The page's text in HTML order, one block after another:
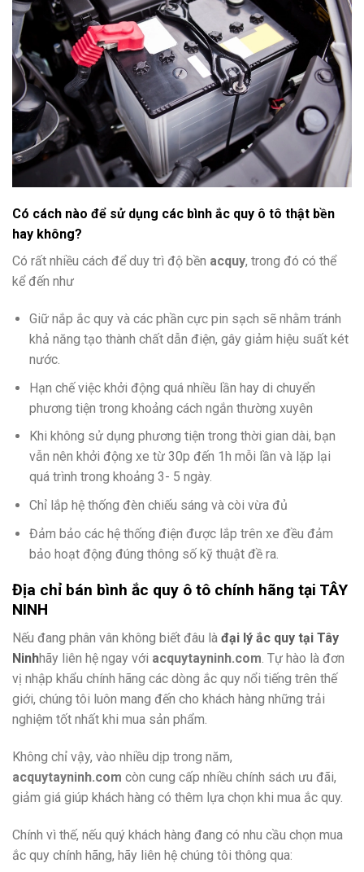
Có cách nào để sử dụng các bình ắc quy ô tô thật bền
hay không?
Có rất nhiều cách để duy trì độ bền acquy, trong đó có thể
kể đến như
Giữ nắp ắc quy và các phần cực pin sạch sẽ nhằm tránh
khả năng tạo thành chất dẫn điện, gây giảm hiệu suất két
nước.
Hạn chế việc khởi động quá nhiều lần hay di chuyển
phương tiện trong khoảng cách ngắn thường xuyên
Khi không sử dụng phương tiện trong thời gian dài, bạn
vẫn nên khởi động xe từ 30p đến 1h mỗi lần và lặp lại
quá trình trong khoảng 3- 5 ngày.
Chỉ lắp hệ thống đèn chiếu sáng và còi vừa đủ
Đảm bảo các hệ thống điện được lắp trên xe đều đảm
bảo hoạt động đúng thông số kỹ thuật đề ra.
Địa chỉ bán bình ắc quy ô tô chính hãng tại TÂY
NINH
Nếu đang phân vân không biết đâu là đại lý ắc quy tại Tây
Ninhhãy liên hệ ngay với acquytayninh.com. Tự hào là đơn
vị nhập khẩu chính hãng các dòng ắc quy nổi tiếng trên thế
giới, chúng tôi luôn mang đến cho khách hàng những trải
nghiệm tốt nhất khi mua sản phẩm.
Không chỉ vậy, vào nhiều dịp trong năm,
acquytayninh.com còn cung cấp nhiều chính sách ưu đãi,
giảm giá giúp khách hàng có thêm lựa chọn khi mua ắc quy.
Chính vì thế, nếu quý khách hàng đang có nhu cầu chọn mua
ắc quy chính hãng, hãy liên hệ chúng tôi thông qua: